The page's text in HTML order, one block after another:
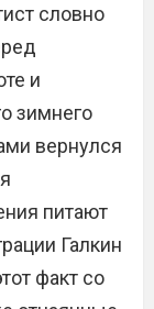
словно
и
зимнего
вернулся
питают
Галкин
факт со